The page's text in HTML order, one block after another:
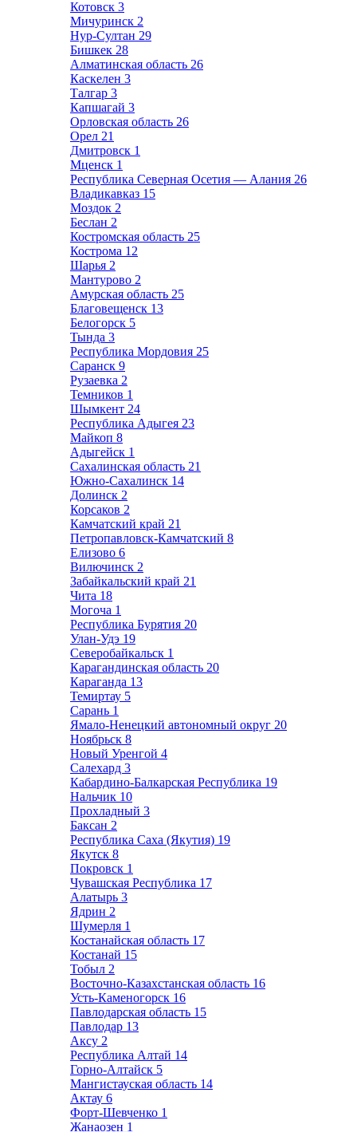
Котовск 3
Мичуринск 2
Нур-Султан 29
Бишкек 28
Алматинская область 26
Каскелен 3
Талгар 3
Капшагай 3
Орловская область 26
Орел 21
Дмитровск 1
Мценск 1
Республика Северная Осетия — Алания 26
Владикавказ 15
Моздок 2
Беслан 2
Костромская область 25
Кострома 12
Шарья 2
Мантурово 2
Амурская область 25
Благовещенск 13
Белогорск 5
Тында 3
Республика Мордовия 25
Саранск 9
Рузаевка 2
Темников 1
Шымкент 24
Республика Адыгея 23
Майкоп 8
Адыгейск 1
Сахалинская область 21
Южно-Сахалинск 14
Долинск 2
Корсаков 2
Камчатский край 21
Петропавловск-Камчатский 8
Елизово 6
Вилючинск 2
Забайкальский край 21
Чита 18
Могоча 1
Республика Бурятия 20
Улан-Удэ 19
Северобайкальск 1
Карагандинская область 20
Караганда 13
Темиртау 5
Сарань 1
Ямало-Ненецкий автономный округ 20
Ноябрьск 8
Новый Уренгой 4
Салехард 3
Кабардино-Балкарская Республика 19
Нальчик 10
Прохладный 3
Баксан 2
Республика Саха (Якутия) 19
Якутск 8
Покровск 1
Чувашская Республика 17
Алатырь 3
Ядрин 2
Шумерля 1
Костанайская область 17
Костанай 15
Тобыл 2
Восточно-Казахстанская область 16
Усть-Каменогорск 16
Павлодарская область 15
Павлодар 13
Аксу 2
Республика Алтай 14
Горно-Алтайск 5
Мангистауская область 14
Актау 6
Форт-Шевченко 1
Жанаозен 1